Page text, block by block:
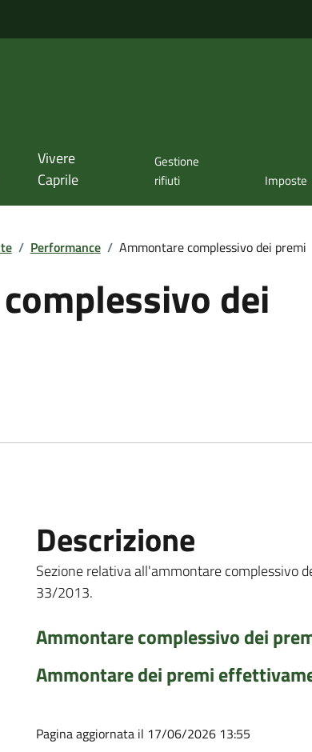
Vivere
Caprile
Gestione
rifiuti
Imposte
/ Performance / Ammontare complessivo dei premi
dei
Descrizione
Sezione relativa all'ammontare complessivo
33/2013.
Ammontare complessivo dei
Ammontare dei premi
Pagina aggiornata il 17/06/2026 13:55